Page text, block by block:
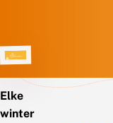
Elke
winter